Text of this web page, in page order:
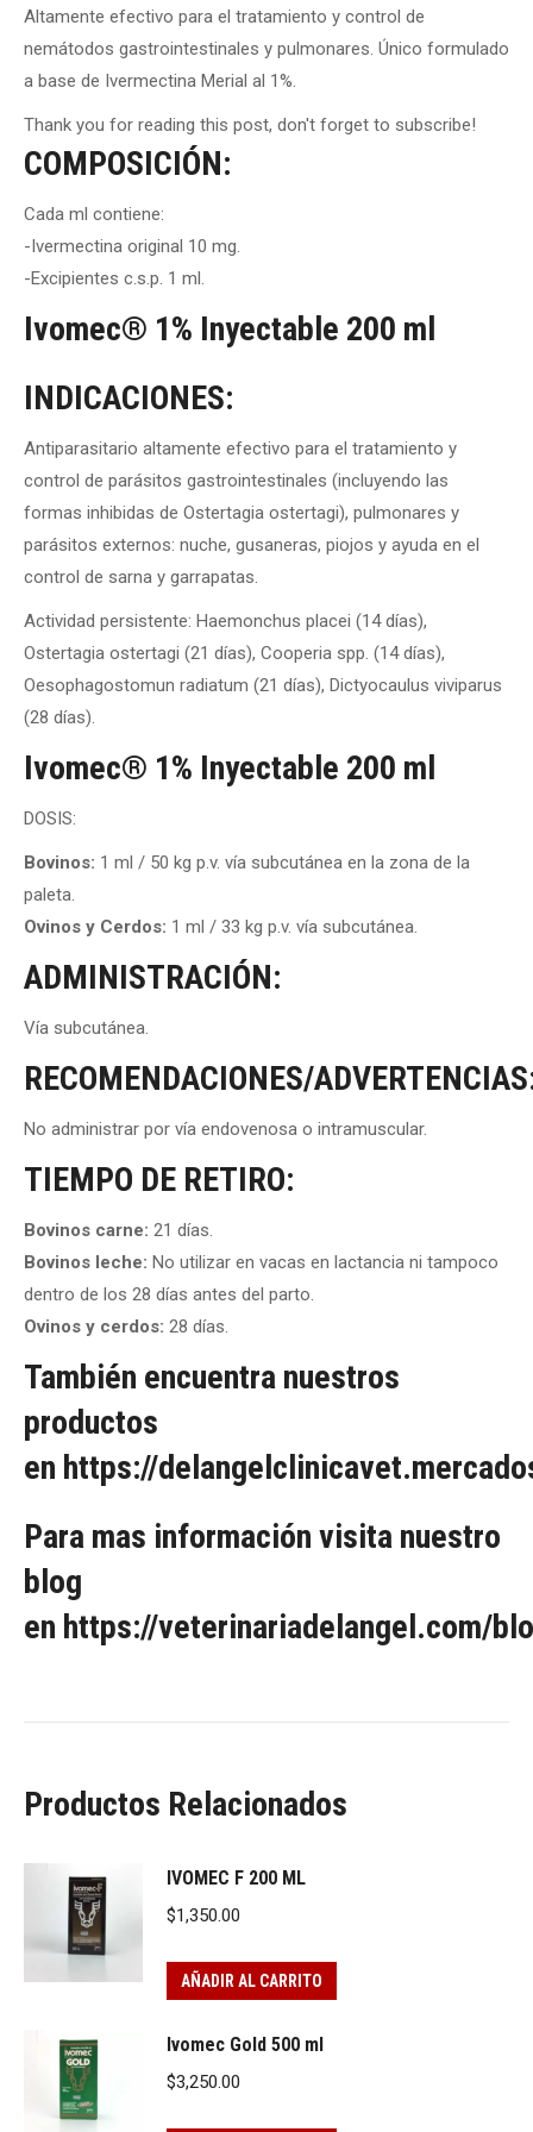
Altamente efectivo para el tratamiento y control de
nemátodos gastrointestinales y pulmonares. Único formulado
a base de Ivermectina Merial al 1%.
Thank you for reading this post, don't forget to subscribe!
COMPOSICIÓN:
Cada ml contiene:
-Ivermectina original 10 mg.
-Excipientes c.s.p. 1 ml.
Ivomec® 1% Inyectable 200 ml
INDICACIONES:
Antiparasitario altamente efectivo para el tratamiento y
control de parásitos gastrointestinales (incluyendo las
formas inhibidas de Ostertagia ostertagi), pulmonares y
parásitos externos: nuche, gusaneras, piojos y ayuda en el
control de sarna y garrapatas.
Actividad persistente: Haemonchus placei (14 días),
Ostertagia ostertagi (21 días), Cooperia spp. (14 días),
Oesophagostomun radiatum (21 días), Dictyocaulus viviparus
(28 días).
Ivomec® 1% Inyectable 200 ml
DOSIS:
Bovinos: 1 ml / 50 kg p.v. vía subcutánea en la zona de la
paleta.
Ovinos y Cerdos: 1 ml / 33 kg p.v. vía subcutánea.
ADMINISTRACIÓN:
Vía subcutánea.
RECOMENDACIONES/
No administrar por vía endovenosa o intramuscular.
TIEMPO DE RETIRO:
Bovinos carne: 21 días.
Bovinos leche: No utilizar en vacas en lactancia ni tampoco
dentro de los 28 días antes del parto.
Ovinos y cerdos: 28 días.
También encuentra nuestros
productos
en https://
Para mas información visita nuestro
blog
en https://veterinariadelangel.com/
Productos Relacionados
IVOMEC F 200 ML
$1,350.00
AÑADIR AL CARRITO
Ivomec Gold 500 ml
$3,250.00